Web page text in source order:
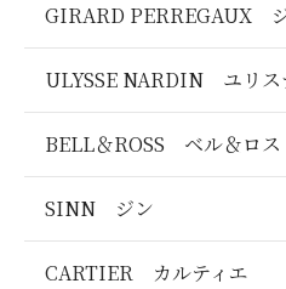
GIRARD PERREGAUX
ULYSSE NARDIN ユリス
BELL＆ROSS ベル＆ロス
SINN ジン
CARTIER カルティエ